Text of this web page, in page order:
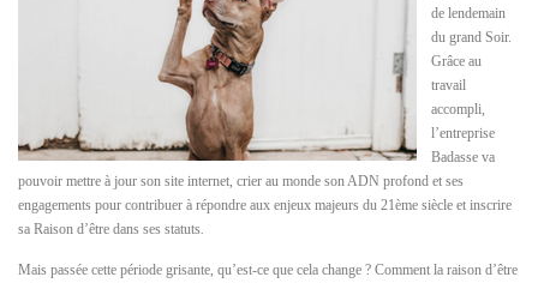
de lendemain
du grand Soir.
Grâce au
travail
accompli,
l’entreprise
Badasse va
pouvoir mettre à jour son site internet, crier au monde son ADN profond et ses
engagements pour contribuer à répondre aux enjeux majeurs du 21ème siècle et inscrire
sa Raison d’être dans ses statuts.
Mais passée cette période grisante, qu’est-ce que cela change ? Comment la raison d’être